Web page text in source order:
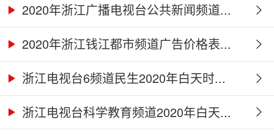
2020年浙江广播电视台公共新闻频道...
2020年浙江钱江都市频道广告价格表...
浙江电视台6频道民生2020年白天时...
浙江电视台科学教育频道2020年白天...